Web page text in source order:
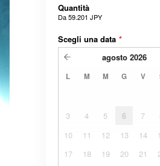
Quantità
Da59.201 JPY
Scegli una data *
agosto 2026
L M M G V
3
4 5 6 7
10
11 12 13 14
17
18 19 20 21